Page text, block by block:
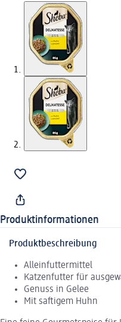
Produktinformationen
Produktbeschreibung
Alleinfuttermittel
Katzenfutter für
Genuss in Gelee
Mit saftigem Huhn